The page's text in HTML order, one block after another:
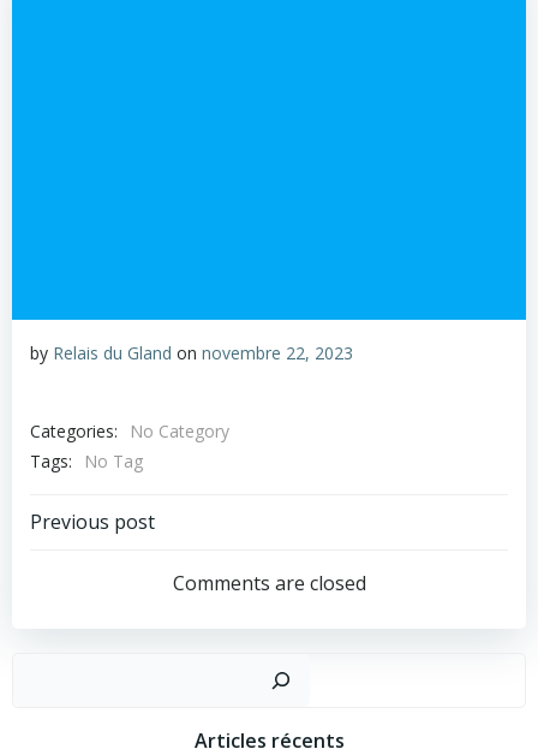
by Relais du Gland on novembre 22, 2023
Categories:
No Category
Tags:
No Tag
Post
navigation
Previous post
Comments are closed
Rechercher
Articles récents